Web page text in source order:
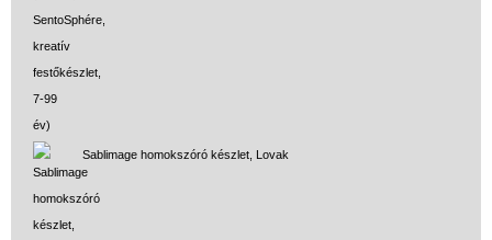
Sablimage homokszóró készlet, Lovak